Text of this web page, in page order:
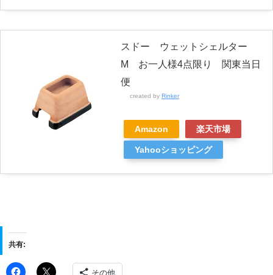
スドー ウェットシェルター
M お一人様4点限り 関東当日
便
created by Rinker
Amazon 楽天市場
Yahooショッピング
共有: